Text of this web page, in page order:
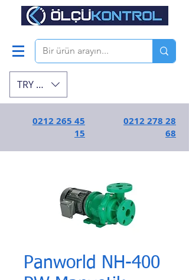
TRY (₺)
0212 265 45
15
0212 278 28
68
Panworld NH-400